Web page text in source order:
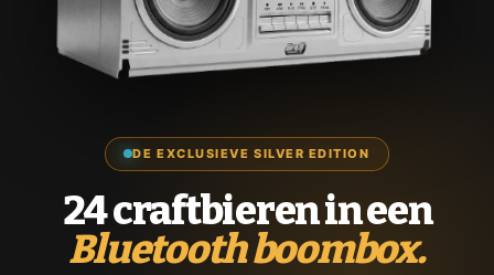
DE EXCLUSIEVE SILVER EDITION
24 craftbieren in een
Bluetooth boombox.